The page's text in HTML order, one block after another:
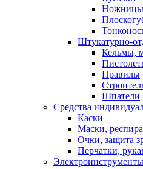
Ножницы
Штукатурно-
Кельмы,
Правилы
Шпатели
Средства
Каски
Маски,
Очки, защита
Перчатки,
Электроинструменты